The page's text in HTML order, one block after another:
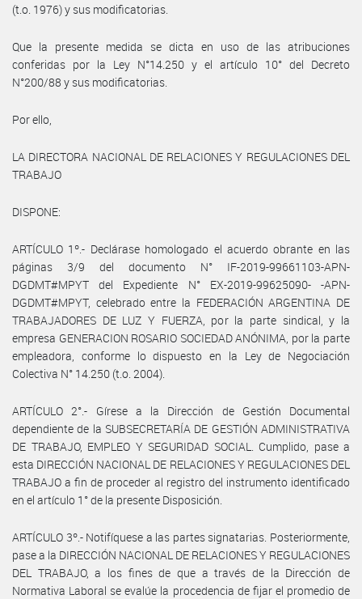
(t.o. 1976) y sus modificatorias.
Que la presente medida se dicta en uso de las atribuciones
conferidas por la Ley N°14.250 y el artículo 10° del Decreto
N°200/88 y sus modificatorias.
Por ello,
LA DIRECTORA NACIONAL DE RELACIONES Y REGULACIONES DEL
TRABAJO
DISPONE:
ARTÍCULO 1º.- Declárase homologado el acuerdo obrante en las
páginas 3/9 del documento N° IF-2019-99661103-APN-
DGDMT#MPYT del Expediente N° EX-2019-99625090- -APN-
DGDMT#MPYT, celebrado entre la FEDERACIÓN ARGENTINA DE
TRABAJADORES DE LUZ Y FUERZA, por la parte sindical, y la
empresa GENERACION ROSARIO SOCIEDAD ANÓNIMA, por la parte
empleadora, conforme lo dispuesto en la Ley de Negociación
Colectiva N° 14.250 (t.o. 2004).
ARTÍCULO 2°.- Gírese a la Dirección de Gestión Documental
dependiente de la SUBSECRETARÍA DE GESTIÓN ADMINISTRATIVA
DE TRABAJO, EMPLEO Y SEGURIDAD SOCIAL. Cumplido, pase a
esta DIRECCIÓN NACIONAL DE RELACIONES Y REGULACIONES DEL
TRABAJO a fin de proceder al registro del instrumento identificado
en el artículo 1° de la presente Disposición.
ARTÍCULO 3º.- Notifíquese a las partes signatarias. Posteriormente,
pase a la DIRECCIÓN NACIONAL DE RELACIONES Y REGULACIONES
DEL TRABAJO, a los fines de que a través de la Dirección de
Normativa Laboral se evalúe la procedencia de fijar el promedio de